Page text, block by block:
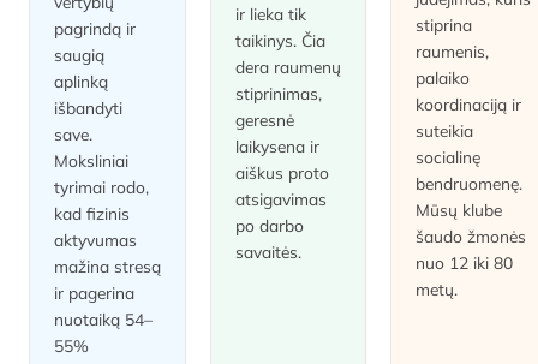
pagrindą ir
saugią
aplinką
išbandyti
save.
Moksliniai
tyrimai rodo,
kad fizinis
aktyvumas
mažina stresą
ir pagerina
nuotaiką 54–
55%
ir lieka tik
taikinys. Čia
dera raumenų
stiprinimas,
geresnė
laikysena ir
aiškus proto
atsigavimas
po darbo
savaitės.
stiprina
raumenis,
palaiko
koordinaciją ir
suteikia
socialinę
bendruomenę.
Mūsų klube
šaudo žmonės
nuo 12 iki 80
metų.